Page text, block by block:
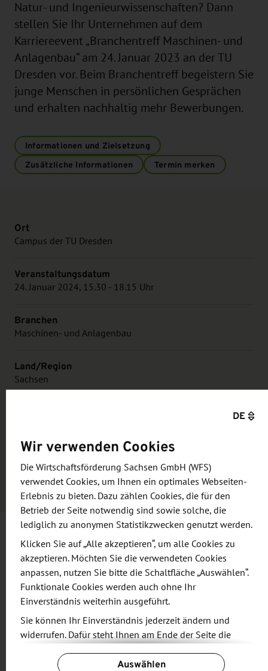
Natur- und Ingenieurwissenschaften? Dann
stellen Sie Ihr Unternehmen auf dem
Karriereevent „Branchentreff Maschinen- und
Anlagenbau“ am 24. Januar 2023 an der TU
Dresden vor. Beim Branchentreff begeistern Sie
junge Menschen in persönlichen Gesprächen
und erhalten nachhaltig mehr Bewerbungen.
Informationen und Zielsetzung
Zusätzliche Informationen
Termin merken
Ort
Campus der TU Dresden
Veranstaltungsdatum
24. Januar 2024, 15.30 - 18.15 Uhr
Branchen
Maschinen- und Anlagenbau
Land/Region
Sachsen
Standard-Paket: 990 EUR; Premium-Paket: 1.490 EUR
Informationen und Zielsetzung
Suchen Sie Studierende und Absolventen der
Natur- und Ingenieurwissenschaften? Stellen Sie
Ihr Unternehmen und Ihre Einstiegschancen auf
dem Karriereevent „Branchentreff Maschinen- und
Anlagenbau“ an der TU Dresden vor. Beim
DE
Wir verwenden Cookies
Die Wirtschaftsförderung Sachsen GmbH (WFS)
verwendet Cookies, um Ihnen ein optimales Webseiten-
Erlebnis zu bieten. Dazu zählen Cookies, die für den
Betrieb der Seite notwendig sind sowie solche, die
lediglich zu anonymen Statistikzwecken genutzt werden.
Klicken Sie auf „Alle akzeptieren“, um alle Cookies zu
akzeptieren. Möchten Sie die verwendeten Cookies
anpassen, nutzen Sie bitte die Schaltfläche „Auswählen“.
Funktionale Cookies werden auch ohne Ihr
Einverständnis weiterhin ausgeführt.
Sie können Ihr Einverständnis jederzeit ändern und
widerrufen. Dafür steht Ihnen am Ende der Seite die
Verfügung.
Auswählen